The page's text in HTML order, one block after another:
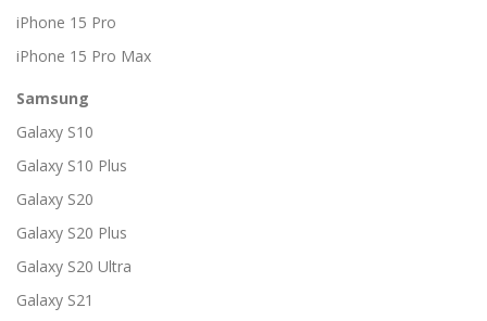
iPhone 15 Pro
iPhone 15 Pro Max
Samsung
Galaxy S10
Galaxy S10 Plus
Galaxy S20
Galaxy S20 Plus
Galaxy S20 Ultra
Galaxy S21